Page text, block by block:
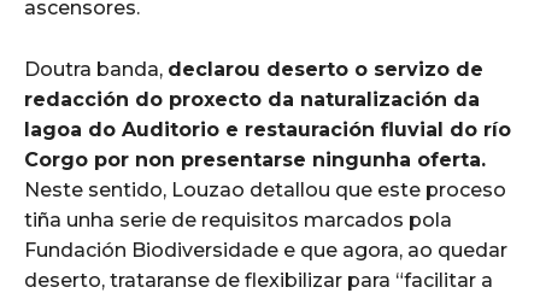
ascensores.
Doutra banda, declarou deserto o servizo de
redacción do proxecto da naturalización da
lagoa do Auditorio e restauración fluvial do río
Corgo por non presentarse ningunha oferta.
Neste sentido, Louzao detallou que este proceso
tiña unha serie de requisitos marcados pola
Fundación Biodiversidade e que agora, ao quedar
deserto, trataranse de flexibilizar para “facilitar a